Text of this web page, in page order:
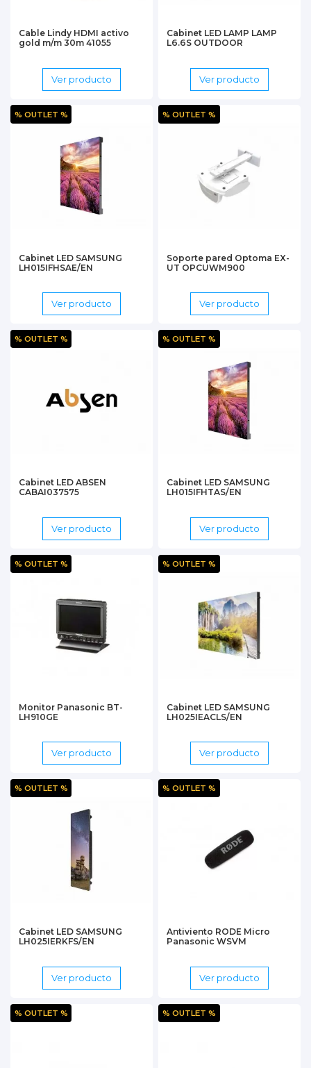
Cable Lindy HDMI activo
gold m/m 30m 41055
Ver producto
Cabinet LED LAMP LAMP
L6.6S OUTDOOR
Ver producto
Cabinet LED SAMSUNG
LH015IFHSAE/EN
Ver producto
% OUTLET %
Soporte pared Optoma EX-
UT OPCUWM900
Ver producto
% OUTLET %
Cabinet LED ABSEN
CABAI037575
Ver producto
% OUTLET %
Cabinet LED SAMSUNG
LH015IFHTAS/EN
Ver producto
% OUTLET %
Monitor Panasonic BT-
LH910GE
Ver producto
% OUTLET %
Cabinet LED SAMSUNG
LH025IEACLS/EN
Ver producto
% OUTLET %
Cabinet LED SAMSUNG
LH025IERKFS/EN
Ver producto
% OUTLET %
Antiviento RODE Micro
Panasonic WSVM
Ver producto
% OUTLET %
% OUTLET % % OUTLET %